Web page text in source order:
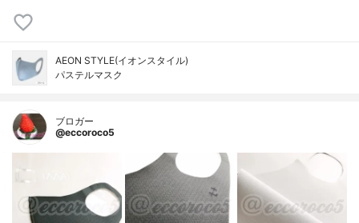
AEON STYLE(イオンスタイル)
パステルマスク
ブロガー
@eccoroco5